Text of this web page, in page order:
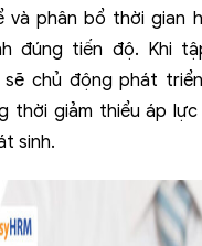
và phân bổ thời gian
đúng tiến độ. Khi
sẽ chủ động phát
thời giảm thiểu áp
sinh.